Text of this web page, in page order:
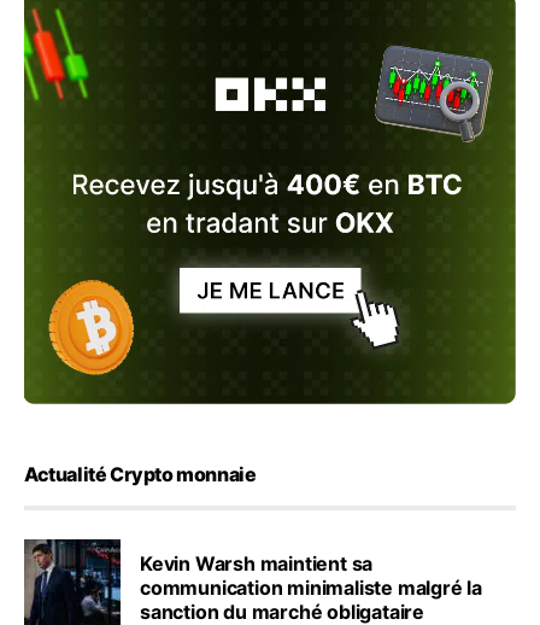
Actualité Crypto monnaie
Kevin Warsh maintient sa
communication minimaliste malgré la
sanction du marché obligataire